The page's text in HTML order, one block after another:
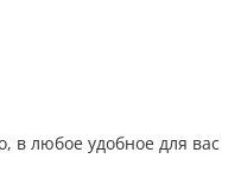
в любое удобное для вас